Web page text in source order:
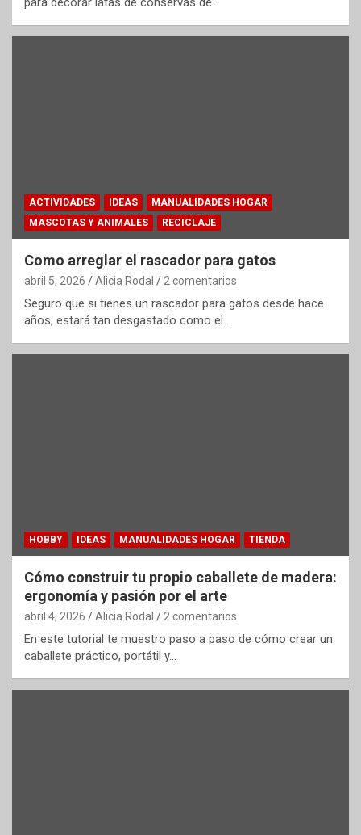
ACTIVIDADES IDEAS
MANUALIDADES HOGAR
MASCOTAS Y ANIMALES
RECICLAJE
Como arreglar el rascador para gatos
abril 5, 2026 Alicia Rodal 2 comentarios
Seguro que si tienes un rascador para gatos desde hace
años, estará tan desgastado como el…
HOBBY IDEAS MANUALIDADES HOGAR TIENDA
Cómo construir tu propio caballete de madera:
ergonomía y pasión por el arte
abril 4, 2026 Alicia Rodal 2 comentarios
En este tutorial te muestro paso a paso de cómo crear un
caballete práctico, portátil y…